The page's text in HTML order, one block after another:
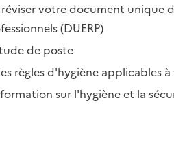
réviser votre document unique
(DUERP)
de poste
règles d'hygiène applicables
sur l'hygiène et la